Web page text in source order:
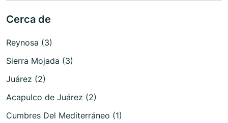
Cerca de
Reynosa (3)
Sierra Mojada (3)
Juárez (2)
Acapulco de Juárez (2)
Cumbres Del Mediterráneo (1)